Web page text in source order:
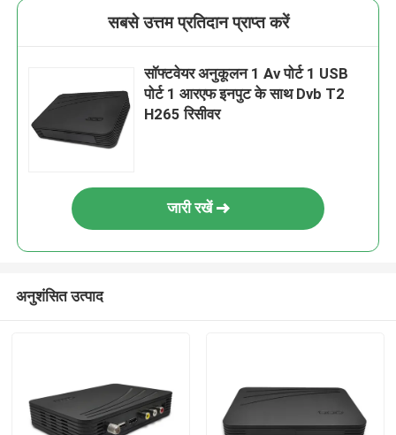
सबसे उत्तम प्रतिदान प्राप्त करें
सॉफ्टवेयर अनुकूलन 1 Av पोर्ट 1 USB
पोर्ट 1 आरएफ इनपुट के साथ Dvb T2
H265 रिसीवर
जारी रखें
अनुशंसित उत्पाद